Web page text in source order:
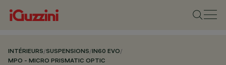
INTÉRIEURS/SUSPENSIONS/IN60 EVO/
MPO - MICRO PRISMATIC OPTIC